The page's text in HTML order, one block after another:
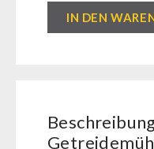
Kurbelgeräte /
Atemschutz / ABC
PETROMAX-SHOP
IN DEN